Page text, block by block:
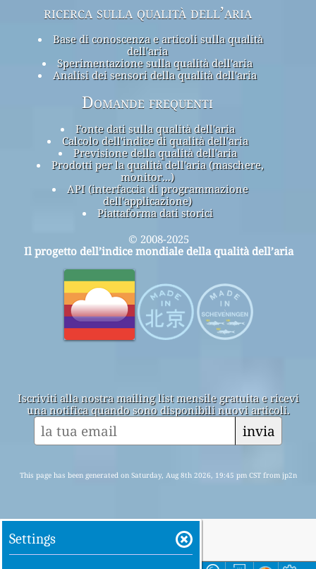
ricerca sulla qualità dell’aria
Base di conoscenza e articoli sulla qualità
dell'aria
Sperimentazione sulla qualità dell'aria
Analisi dei sensori della qualità dell'aria
Domande frequenti
Fonte dati sulla qualità dell'aria
Calcolo dell'indice di qualità dell'aria
Previsione della qualità dell'aria
Prodotti per la qualità dell'aria (maschere,
monitor...)
API (interfaccia di programmazione
dell'applicazione)
Piattaforma dati storici
© 2008-2025
Il progetto dell’indice mondiale della qualità dell’aria
Iscriviti alla nostra mailing list mensile gratuita e ricevi
una notifica quando sono disponibili nuovi articoli.
invia
This page has been generated on Saturday, Aug 8th 2026, 19:45 pm CST from jp2n
Settings